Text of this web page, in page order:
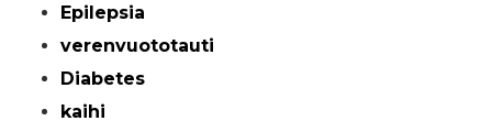
Epilepsia
verenvuototauti
Diabetes
kaihi